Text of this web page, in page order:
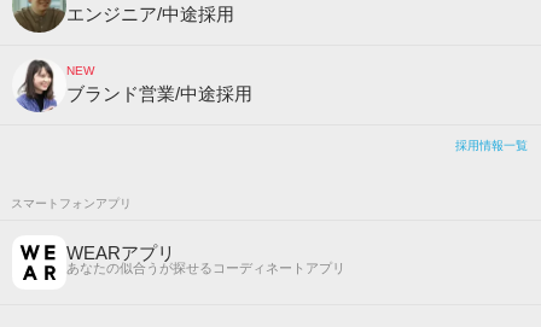
エンジニア/中途採用
NEW
ブランド営業/中途採用
採用情報一覧
スマートフォンアプリ
WEARアプリ
あなたの似合うが探せるコーディネートアプリ